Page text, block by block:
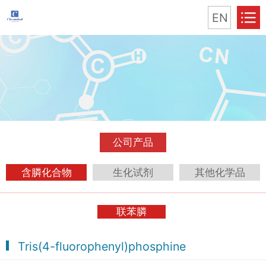
EN
公司产品
含膦化合物 生化试剂 其他化学品
联苯膦
Tris(4-fluorophenyl)phosphine